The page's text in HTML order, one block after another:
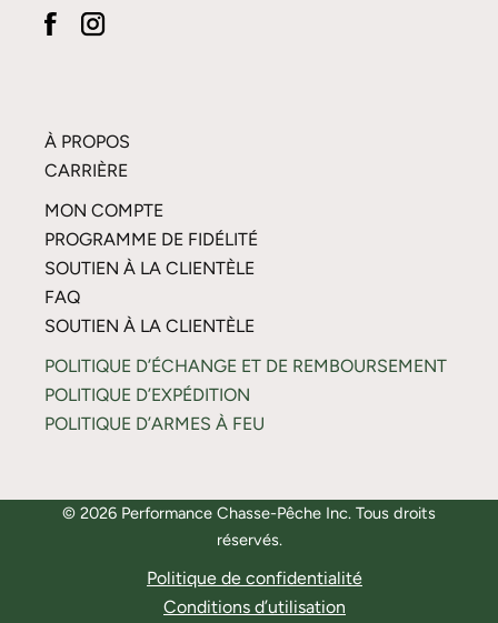
À PROPOS
CARRIÈRE
MON COMPTE
PROGRAMME DE FIDÉLITÉ
SOUTIEN À LA CLIENTÈLE
FAQ
SOUTIEN À LA CLIENTÈLE
POLITIQUE D’ÉCHANGE ET DE REMBOURSEMENT
POLITIQUE D’EXPÉDITION
POLITIQUE D’ARMES À FEU
© 2026 Performance Chasse-Pêche Inc. Tous droits
réservés.
Politique de confidentialité
Conditions d’utilisation